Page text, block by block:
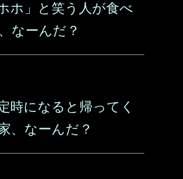
ホ」と笑う人が食べ
なーんだ？
時になると帰ってく
、なーんだ？